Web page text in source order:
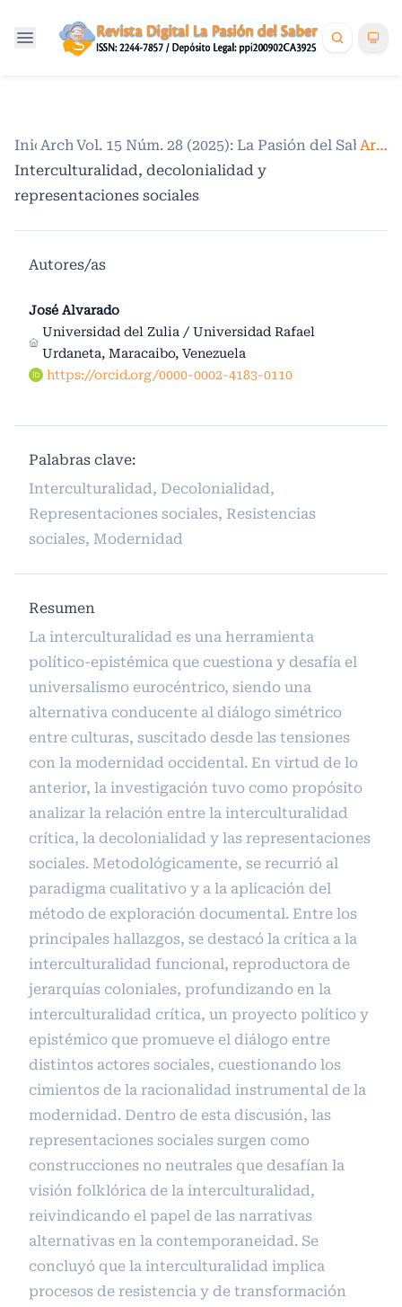
Inicio /
Archivos /
Vol. 15 Núm. 28 (2025): La Pasión del Saber.
Artículos
Interculturalidad, decolonialidad y
representaciones sociales
Autores/as
José Alvarado
Universidad del Zulia / Universidad Rafael
Urdaneta, Maracaibo, Venezuela
https://orcid.org/0000-0002-4183-0110
Palabras clave:
Interculturalidad, Decolonialidad,
Representaciones sociales, Resistencias
sociales, Modernidad
Resumen
La interculturalidad es una herramienta
político-epistémica que cuestiona y desafía el
universalismo eurocéntrico, siendo una
alternativa conducente al diálogo simétrico
entre culturas, suscitado desde las tensiones
con la modernidad occidental. En virtud de lo
anterior, la investigación tuvo como propósito
analizar la relación entre la interculturalidad
crítica, la decolonialidad y las representaciones
sociales. Metodológicamente, se recurrió al
paradigma cualitativo y a la aplicación del
método de exploración documental. Entre los
principales hallazgos, se destacó la crítica a la
interculturalidad funcional, reproductora de
jerarquías coloniales, profundizando en la
interculturalidad crítica, un proyecto político y
epistémico que promueve el diálogo entre
distintos actores sociales, cuestionando los
cimientos de la racionalidad instrumental de la
modernidad. Dentro de esta discusión, las
representaciones sociales surgen como
construcciones no neutrales que desafían la
visión folklórica de la interculturalidad,
reivindicando el papel de las narrativas
alternativas en la contemporaneidad. Se
concluyó que la interculturalidad implica
procesos de resistencia y de transformación